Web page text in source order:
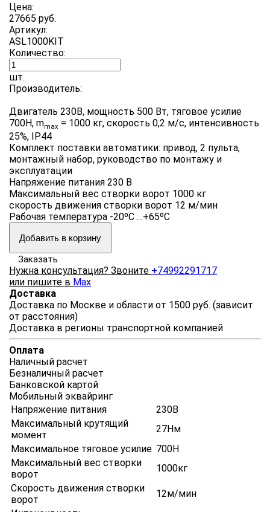
Цена:
27665 руб.
Артикул:
ASL1000KIT
Количество:
шт.
Производитель:
Двигатель 230В, мощность 500 Вт, тяговое усилие
700Н, mmax = 1000 кг, скорость 0,2 м/с, интенсивность
25%, IP44
Комплект поставки автоматики: привод, 2 пульта,
монтажный набор, руководство по монтажу и
эксплуатации
Напряжение питания 230 B
Максимальный вес створки ворот 1000 кг
скорость движения створки ворот 12 м/мин
Рабочая температура -20ºС …+65ºС
Добавить в корзину
Заказать
Нужна консультация? Звоните +74992291717
или пишите в Max
Доставка
Доставка по Москве и области от 1500 руб. (зависит
от расстояния)
Доставка в регионы транспортной компанией
Оплата
Наличный расчет
Безналичный расчет
Банковской картой
Мобильный эквайринг
Напряжение питания
230В
Максимальный крутящий
момент
27Нм
Максимальное тяговое усилие 700Н
Максимальный вес створки
ворот
1000кг
Скорость движения створки
ворот
12м/мин